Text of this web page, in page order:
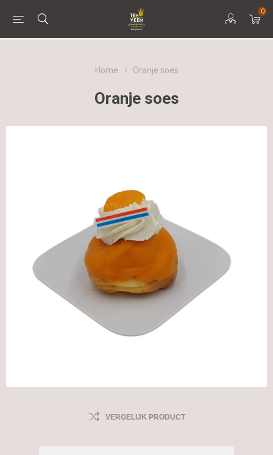
0
Home Oranje soes
Oranje soes
VERGELIJK PRODUCT